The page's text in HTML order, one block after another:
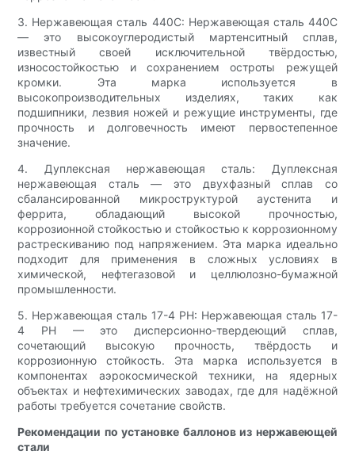
3. Нержавеющая сталь 440C: Нержавеющая сталь 440C
— это высокоуглеродистый мартенситный сплав,
известный своей исключительной твёрдостью,
износостойкостью и сохранением остроты режущей
кромки. Эта марка используется в
высокопроизводительных изделиях, таких как
подшипники, лезвия ножей и режущие инструменты, где
прочность и долговечность имеют первостепенное
значение.
4. Дуплексная нержавеющая сталь: Дуплексная
нержавеющая сталь — это двухфазный сплав со
сбалансированной микроструктурой аустенита и
феррита, обладающий высокой прочностью,
коррозионной стойкостью и стойкостью к коррозионному
растрескиванию под напряжением. Эта марка идеально
подходит для применения в сложных условиях в
химической, нефтегазовой и целлюлозно-бумажной
промышленности.
5. Нержавеющая сталь 17-4 PH: Нержавеющая сталь 17-
4 PH — это дисперсионно-твердеющий сплав,
сочетающий высокую прочность, твёрдость и
коррозионную стойкость. Эта марка используется в
компонентах аэрокосмической техники, на ядерных
объектах и ​​нефтехимических заводах, где для надёжной
работы требуется сочетание свойств.
Рекомендации по установке баллонов из нержавеющей
стали